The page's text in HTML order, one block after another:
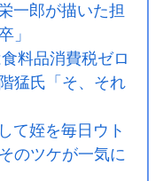
一郎が描いた担
」
料品消費税ゼロ
猛氏「そ、それ
て姪を毎日ウト
のツケが一気に